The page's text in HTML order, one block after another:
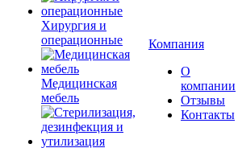
Хирургия и
операционные
Медицинская
мебель
Компания
О
компании
Отзывы
Контакты